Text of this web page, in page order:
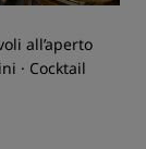
all’aperto
· Cocktail